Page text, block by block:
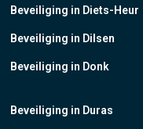
Beveiliging in Diets-Heur
Beveiliging in Dilsen
Beveiliging in Donk
Beveiliging in Duras